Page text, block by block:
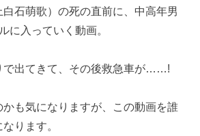
石萌歌）の死の直前に、中高年男
に入っていく動画。
で出てきて、その後救急車が……!
も気になりますが、この動画を誰
ります。